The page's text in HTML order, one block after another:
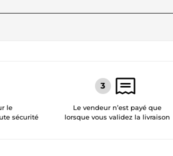
le
sécurité
Le vendeur n’est payé que
lorsque vous validez la livraison